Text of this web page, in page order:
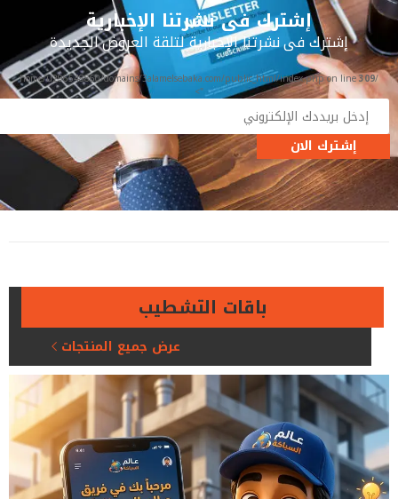
إشترك فى نشرتنا الإخبارية
إشترك فى نشرتنا الإخبارية لتلقة العروض الجديدة
/home/u296548860/domains/3alamelsebaka.com/public_html/index.php on line
309
">
إشترك الان
باقات التشطيب
عرض جميع المنتجات